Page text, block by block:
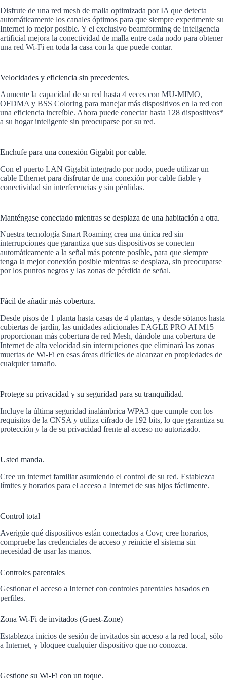
Disfrute de una red mesh de malla optimizada por IA que detecta
automáticamente los canales óptimos para que siempre experimente su
Internet lo mejor posible. Y el exclusivo beamforming de inteligencia
artificial mejora la conectividad de malla entre cada nodo para obtener
una red Wi-Fi en toda la casa con la que puede contar.
Velocidades y eficiencia sin precedentes.
Aumente la capacidad de su red hasta 4 veces con MU-MIMO,
OFDMA y BSS Coloring para manejar más dispositivos en la red con
una eficiencia increíble. Ahora puede conectar hasta 128 dispositivos*
a su hogar inteligente sin preocuparse por su red.
Enchufe para una conexión Gigabit por cable.
Con el puerto LAN Gigabit integrado por nodo, puede utilizar un
cable Ethernet para disfrutar de una conexión por cable fiable y
conectividad sin interferencias y sin pérdidas.
Manténgase conectado mientras se desplaza de una habitación a otra.
Nuestra tecnología Smart Roaming crea una única red sin
interrupciones que garantiza que sus dispositivos se conecten
automáticamente a la señal más potente posible, para que siempre
tenga la mejor conexión posible mientras se desplaza, sin preocuparse
por los puntos negros y las zonas de pérdida de señal.
Fácil de añadir más cobertura.
Desde pisos de 1 planta hasta casas de 4 plantas, y desde sótanos hasta
cubiertas de jardín, las unidades adicionales EAGLE PRO AI M15
proporcionan más cobertura de red Mesh, dándole una cobertura de
Internet de alta velocidad sin interrupciones que eliminará las zonas
muertas de Wi-Fi en esas áreas difíciles de alcanzar en propiedades de
cualquier tamaño.
Protege su privacidad y su seguridad para su tranquilidad.
Incluye la última seguridad inalámbrica WPA3 que cumple con los
requisitos de la CNSA y utiliza cifrado de 192 bits, lo que garantiza su
protección y la de su privacidad frente al acceso no autorizado.
Usted manda.
Cree un internet familiar asumiendo el control de su red. Establezca
límites y horarios para el acceso a Internet de sus hijos fácilmente.
Control total
Averigüe qué dispositivos están conectados a Covr, cree horarios,
compruebe las credenciales de acceso y reinicie el sistema sin
necesidad de usar las manos.
Controles parentales
Gestionar el acceso a Internet con controles parentales basados en
perfiles.
Zona Wi-Fi de invitados (Guest-Zone)
Establezca inicios de sesión de invitados sin acceso a la red local, sólo
a Internet, y bloquee cualquier dispositivo que no conozca.
Gestione su Wi-Fi con un toque.